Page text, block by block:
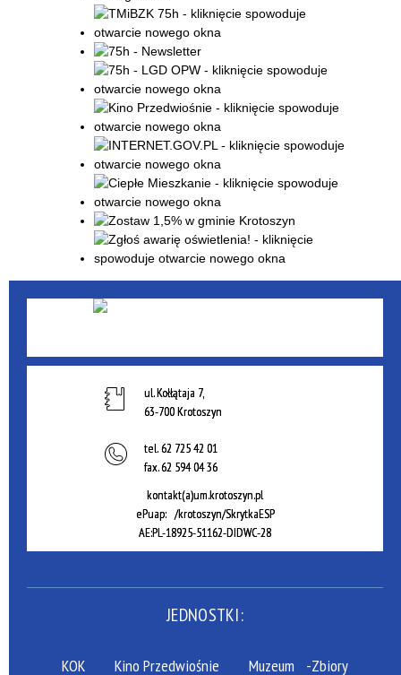
ul. Kołłątaja 7,
63-700 Krotoszyn
tel.62 725 42 01
fax.62 594 04 36
kontakt(a)um.krotoszyn.pl
ePuap: /krotoszyn/SkrytkaESP
AE:PL-18925-51162-DIDWC-28
JEDNOSTKI:
KOK Kino Przedwiośnie Muzeum -Zbiory